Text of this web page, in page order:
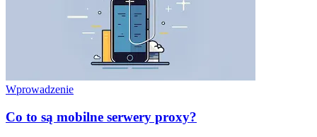
Wprowadzenie
Co to są mobilne serwery proxy?